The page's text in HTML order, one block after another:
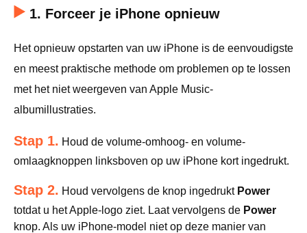
1. Forceer je iPhone opnieuw
Het opnieuw opstarten van uw iPhone is de eenvoudigste
en meest praktische methode om problemen op te lossen
met het niet weergeven van Apple Music-
albumillustraties.
Stap 1. Houd de volume-omhoog- en volume-
omlaagknoppen linksboven op uw iPhone kort ingedrukt.
Stap 2. Houd vervolgens de knop ingedrukt Power
totdat u het Apple-logo ziet. Laat vervolgens de Power
knop. Als uw iPhone-model niet op deze manier van